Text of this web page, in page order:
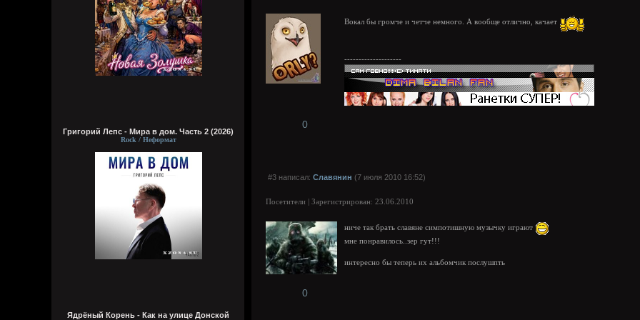
Григорий Лепс - Мира в дом. Часть 2 (2026)
Rock / Неформат
Ядрёный Корень - Как на улице Донской
Вокал бы громче и четче немного. А вообще отлично, качает
--------------------
0
#3 написал: Славянин (7 июля 2010 16:52)
Посетители | Зарегистрирован: 23.06.2010
ниче так брать славяне симпотишную музычку играют
мне понравилось..зер гут!!!
интересно бы теперь их альбомчик послушпть
0